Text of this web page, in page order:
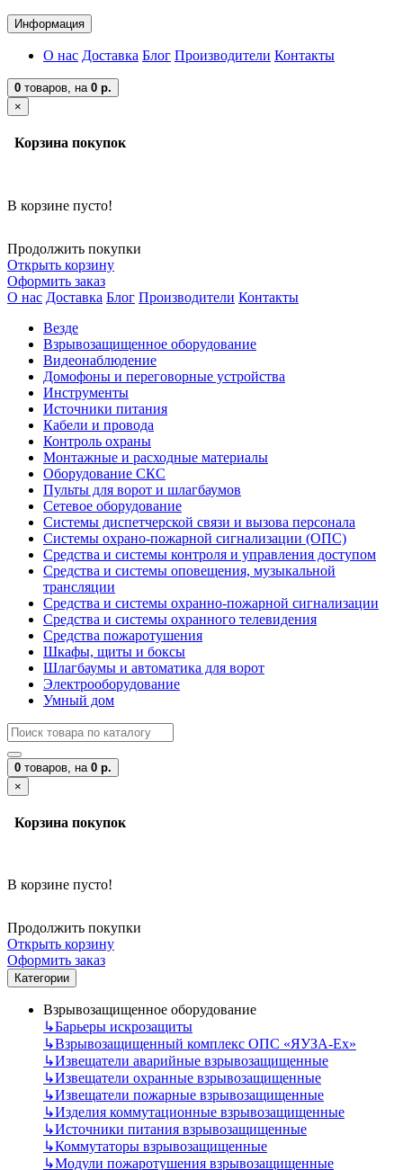
Информация
О нас Доставка Блог Производители Контакты
0 товаров, на 0 р.
×
Корзина покупок
В корзине пусто!
Продолжить покупки
Открыть корзину
Оформить заказ
О нас Доставка Блог Производители Контакты
Везде
Взрывозащищенное оборудование
Видеонаблюдение
Домофоны и переговорные устройства
Инструменты
Источники питания
Кабели и провода
Контроль охраны
Монтажные и расходные материалы
Оборудование СКС
Пульты для ворот и шлагбаумов
Сетевое оборудование
Системы диспетчерской связи и вызова персонала
Системы охрано-пожарной сигнализации (ОПС)
Средства и системы контроля и управления доступом
Средства и системы оповещения, музыкальной
трансляции
Средства и системы охранно-пожарной сигнализации
Средства и системы охранного телевидения
Средства пожаротушения
Шкафы, щиты и боксы
Шлагбаумы и автоматика для ворот
Электрооборудование
Умный дом
0 товаров, на 0 р.
×
Корзина покупок
В корзине пусто!
Продолжить покупки
Открыть корзину
Оформить заказ
Категории
Взрывозащищенное оборудование
↳Барьеры искрозащиты
↳Взрывозащищенный комплекс ОПС «ЯУЗА-Ех»
↳Извещатели аварийные взрывозащищенные
↳Извещатели охранные взрывозащищенные
↳Извещатели пожарные взрывозащищенные
↳Изделия коммутационные взрывозащищенные
↳Источники питания взрывозащищенные
↳Коммутаторы взрывозащищенные
↳Модули пожаротушения взрывозащищенные